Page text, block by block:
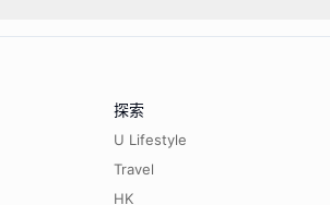
探索
U Lifestyle
Travel
HK